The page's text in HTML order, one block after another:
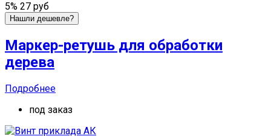
5% 27 руб
Нашли дешевле?
Маркер-ретушь для обработки
дерева
Подробнее
под заказ